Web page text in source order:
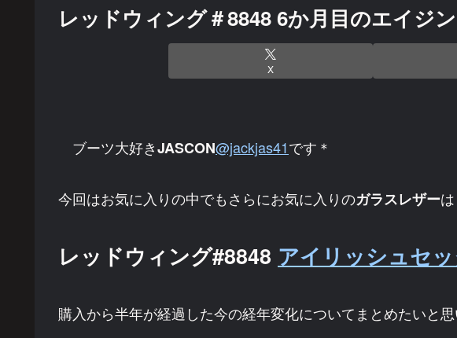
レッドウィング＃8848 6か月目のエイジ
X
ブーツ大好きJASCON@jackjas41です＊
今回はお気に入りの中でもさらにお気に入りのガラスレザーは
レッドウィング#8848 アイリッシュセ
購入から半年が経過した今の経年変化についてまとめたいと思